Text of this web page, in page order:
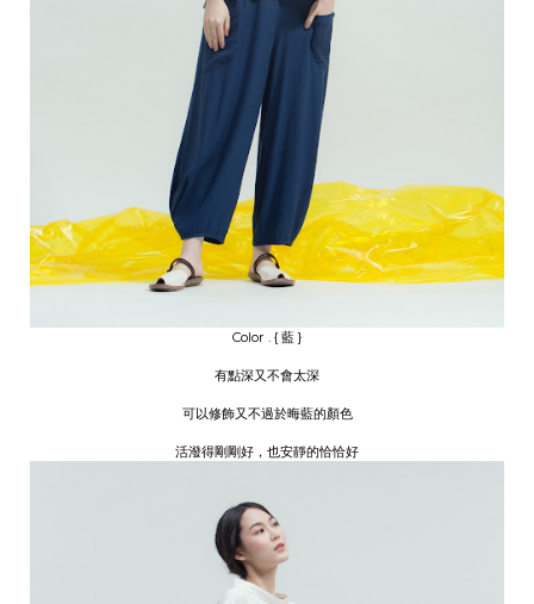
Color . { 藍 }
有點深又不會太深
可以修飾又不過於晦藍的顏色
活潑得剛剛好，也安靜的恰恰好